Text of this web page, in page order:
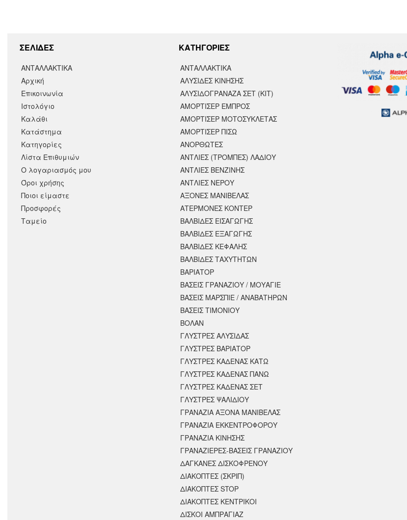
ΣΕΛΙΔΕΣ
ΑΝΤΑΛΛΑΚΤΙΚΑ
Αρχική
Επικοινωνία
Ιστολόγιο
Καλάθι
Κατάστημα
Κατηγορίες
Λίστα Επιθυμιών
Ο λογαριασμός μου
Όροι χρήσης
Ποιοι είμαστε
Προσφορές
Ταμείο
KΑΤΗΓΟΡΙΕΣ
ΑΝΤΑΛΛΑΚΤΙΚΆ
ΑΛΥΣΙΔΕΣ ΚΙΝΗΣΗΣ
ΑΛΥΣΙΔΟΓΡΑΝΑΖΑ ΣΕΤ (ΚΙΤ)
ΑΜΟΡΤΙΣΕΡ ΕΜΠΡΟΣ
ΑΜΟΡΤΙΣΈΡ ΜΟΤΟΣΥΚΛΈΤΑΣ
ΑΜΟΡΤΙΣΕΡ ΠΙΣΩ
ΑΝΟΡΘΩΤΕΣ
ΑΝΤΛΙΕΣ (ΤΡΟΜΠΕΣ) ΛΑΔΙΟΥ
ΑΝΤΛΙΕΣ ΒΕΝΖΙΝΗΣ
ΑΝΤΛΙΕΣ ΝΕΡΟΥ
ΑΞΟΝΕΣ ΜΑΝΙΒΕΛΑΣ
ΑΤΕΡΜΟΝΕΣ ΚΟΝΤΕΡ
ΒΑΛΒΙΔΕΣ ΕΙΣΑΓΩΓΗΣ
ΒΑΛΒΙΔΕΣ ΕΞΑΓΩΓΗΣ
ΒΑΛΒΙΔΕΣ ΚΕΦΑΛΗΣ
ΒΑΛΒΙΔΕΣ ΤΑΧΥΤΗΤΩΝ
ΒΑΡΙΑΤΟΡ
ΒΑΣΕΙΣ ΓΡΑΝΑΖΙΟΥ / ΜΟΥΑΓΙΕ
ΒΑΣΕΙΣ ΜΑΡΣΠΙΕ / ΑΝΑΒΑΤΗΡΩΝ
ΒΑΣΕΙΣ ΤΙΜΟΝΙΟΥ
ΒΟΛΑΝ
ΓΛΥΣΤΡΕΣ ΑΛΥΣΙΔΑΣ
ΓΛΥΣΤΡΕΣ ΒΑΡΙΑΤΟΡ
ΓΛΥΣΤΡΕΣ ΚΑΔΕΝΑΣ ΚΑΤΩ
ΓΛΥΣΤΡΕΣ ΚΑΔΕΝΑΣ ΠΑΝΩ
ΓΛΥΣΤΡΕΣ ΚΑΔΕΝΑΣ ΣΕΤ
ΓΛΥΣΤΡΕΣ ΨΑΛΙΔΙΟΥ
ΓΡΑΝΑΖΙΑ ΑΞΟΝΑ ΜΑΝΙΒΕΛΑΣ
ΓΡΑΝΑΖΙΑ ΕΚΚΕΝΤΡΟΦΟΡΟΥ
ΓΡΑΝΑΖΙΑ ΚΙΝΗΣΗΣ
ΓΡΑΝΑΖΙΕΡΕΣ-ΒΑΣΕΙΣ ΓΡΑΝΑΖΙΟΥ
ΔΑΓΚΑΝΕΣ ΔΙΣΚΟΦΡΕΝΟΥ
ΔΙΑΚΟΠΤΕΣ (ΣΚΡΙΠ)
ΔΙΑΚΟΠΤΕΣ STOP
ΔΙΑΚΟΠΤΕΣ ΚΕΝΤΡΙΚΟΙ
ΔΙΣΚΟΙ ΑΜΠΡΑΓΙΑΖ